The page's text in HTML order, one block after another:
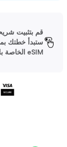
ستبدأ خطتك بمجرد